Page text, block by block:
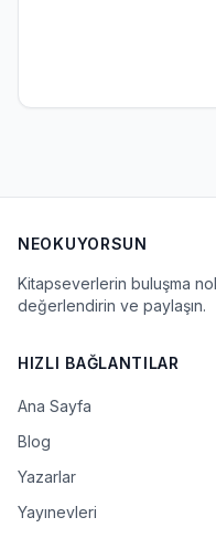
NEOKUYORSUN
Kitapseverlerin buluşma
değerlendirin ve paylaşın.
HIZLI BAĞLANTILAR
Ana Sayfa
Blog
Yazarlar
Yayınevleri